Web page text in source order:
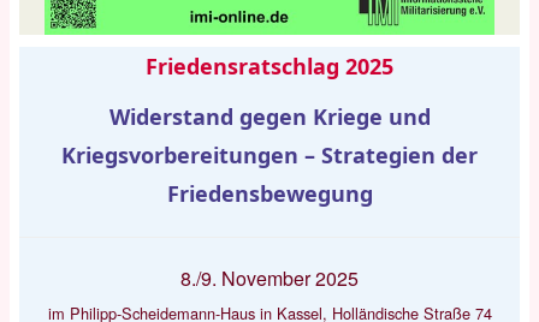
Friedensratschlag 2025
Widerstand gegen Kriege und
Kriegsvorbereitungen – Strategien der
Friedensbewegung
8./9. November 2025
im Philipp-Scheidemann-Haus in Kassel, Holländische Straße 74